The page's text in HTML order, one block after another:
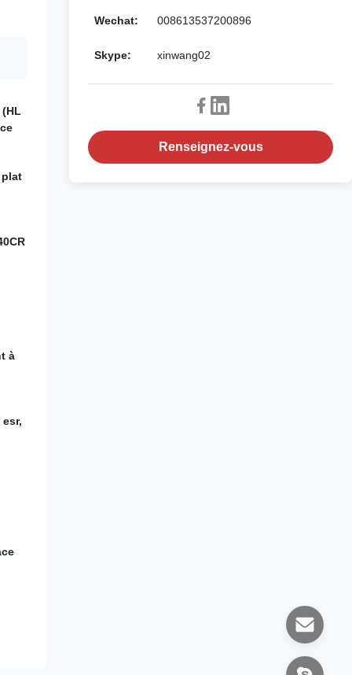
plat
à
Wechat: 008613537200896
Skype: xinwang02
Renseignez-vous